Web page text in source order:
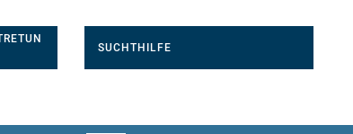
SUCHTHILFE